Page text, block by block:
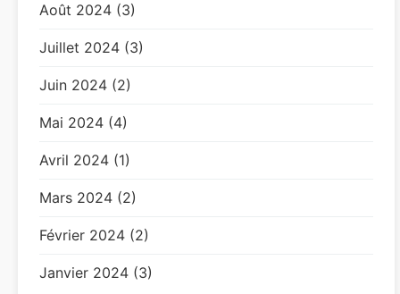
Août 2024 (3)
Juillet 2024 (3)
Juin 2024 (2)
Mai 2024 (4)
Avril 2024 (1)
Mars 2024 (2)
Février 2024 (2)
Janvier 2024 (3)